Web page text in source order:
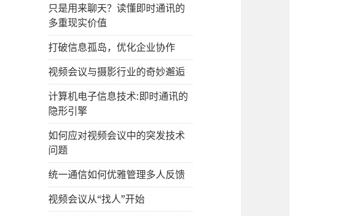
只是用来聊天？读懂即时通讯的
多重现实价值
打破信息孤岛，优化企业协作
视频会议与摄影行业的奇妙邂逅
计算机电子信息技术:即时通讯的
隐形引擎
如何应对视频会议中的突发技术
问题
统一通信如何优雅管理多人反馈
视频会议从“找人”开始